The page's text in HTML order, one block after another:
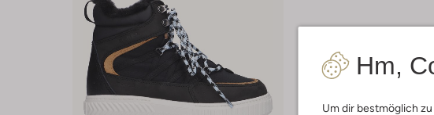
Hm,
Um dir bestmöglich